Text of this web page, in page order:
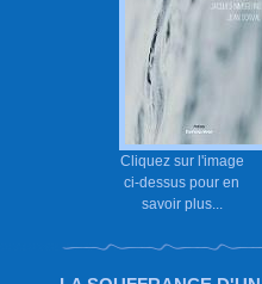
Cliquez sur l'image
ci-dessus pour en
savoir plus...